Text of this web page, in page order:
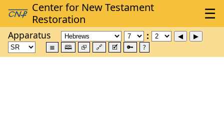
Apparatus
≣ 🕮 ⮺ 🔗 🗹 🔑 ?